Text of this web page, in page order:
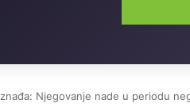
Njegovanje nade u periodu